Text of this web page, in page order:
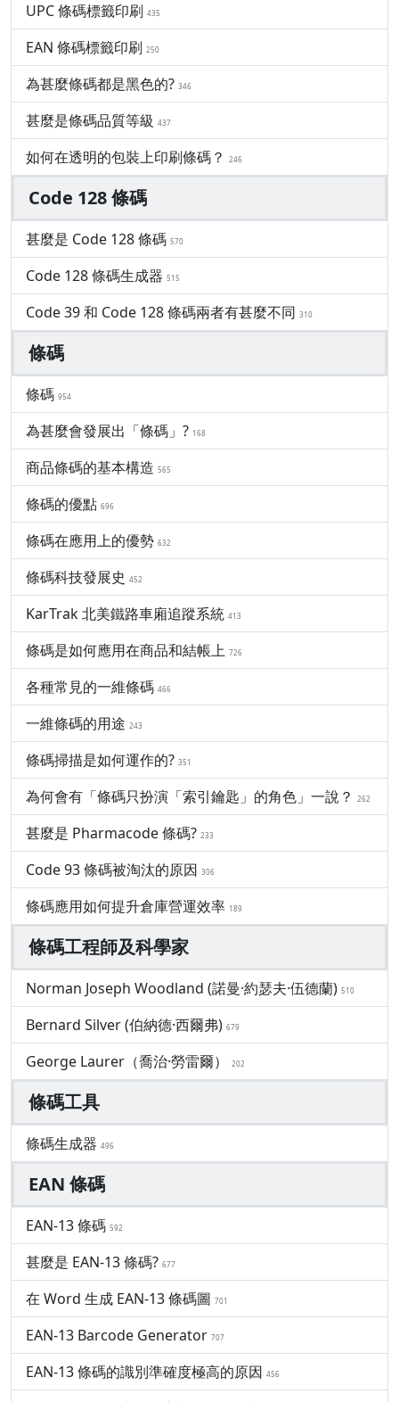
UPC 條碼標籤印刷 435
EAN 條碼標籤印刷 250
為甚麼條碼都是黑色的? 346
甚麼是條碼品質等級 437
如何在透明的包裝上印刷條碼？ 246
Code 128 條碼
甚麼是 Code 128 條碼 570
Code 128 條碼生成器 515
Code 39 和 Code 128 條碼兩者有甚麼不同 310
條碼
條碼 954
為甚麼會發展出「條碼」? 168
商品條碼的基本構造 565
條碼的優點 696
條碼在應用上的優勢 632
條碼科技發展史 452
KarTrak 北美鐵路車廂追蹤系統 413
條碼是如何應用在商品和結帳上 726
各種常見的一維條碼 466
一維條碼的用途 243
條碼掃描是如何運作的? 351
為何會有「條碼只扮演「索引鑰匙」的角色」一說？ 262
甚麼是 Pharmacode 條碼? 233
Code 93 條碼被淘汰的原因 306
條碼應用如何提升倉庫營運效率 189
條碼工程師及科學家
Norman Joseph Woodland (諾曼·約瑟夫·伍德蘭) 510
Bernard Silver (伯納德·西爾弗) 679
George Laurer（喬治·勞雷爾） 202
條碼工具
條碼生成器 496
EAN 條碼
EAN-13 條碼 592
甚麼是 EAN-13 條碼? 677
在 Word 生成 EAN-13 條碼圖 701
EAN-13 Barcode Generator 707
EAN-13 條碼的識別準確度極高的原因 456